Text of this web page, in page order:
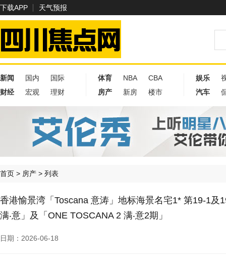
下载APP 天气预报
新闻 国内
国际
财经
宏观 理财
体育 NBA
CBA
房产
新房 楼市
娱乐
汽车
首页 > 房产 > 列表
香港愉景湾「Toscana 意涛」地标海景名宅1* 第19-1及
满‧意」及「ONE TOSCANA 2 满‧意2期」
日期：2026-06-18